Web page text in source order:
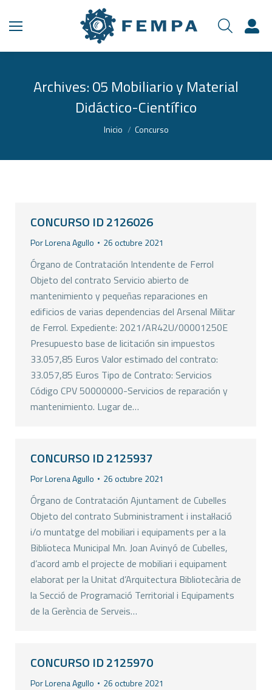
Archives:05 Mobiliario y Material
Didáctico-Científico
Estás aquí:
Inicio Concurso
CONCURSO ID 2126026
PorLorena Agullo 26 octubre 2021
Órgano de Contratación Intendente de Ferrol
Objeto del contrato Servicio abierto de
mantenimiento y pequeñas reparaciones en
edificios de varias dependencias del Arsenal Militar
de Ferrol. Expediente: 2021/AR42U/00001250E
Presupuesto base de licitación sin impuestos
33.057,85 Euros Valor estimado del contrato:
33.057,85 Euros Tipo de Contrato: Servicios
Código CPV 50000000-Servicios de reparación y
mantenimiento. Lugar de…
CONCURSO ID 2125937
PorLorena Agullo 26 octubre 2021
Órgano de Contratación Ajuntament de Cubelles
Objeto del contrato Subministrament i instal·lació
i/o muntatge del mobiliari i equipaments per a la
Biblioteca Municipal Mn. Joan Avinyó de Cubelles,
d’acord amb el projecte de mobiliari i equipament
elaborat per la Unitat d’Arquitectura Bibliotecària de
la Secció de Programació Territorial i Equipaments
de la Gerència de Serveis…
CONCURSO ID 2125970
PorLorena Agullo 26 octubre 2021